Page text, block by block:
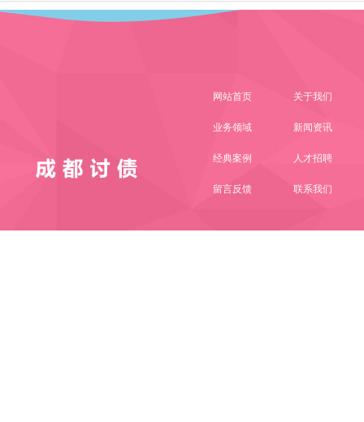
网站首页 关于我们
业务领域 新闻资讯
经典案例 人才招聘
留言反馈 联系我们